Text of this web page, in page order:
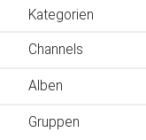
Kategorien
Channels
Alben
Gruppen